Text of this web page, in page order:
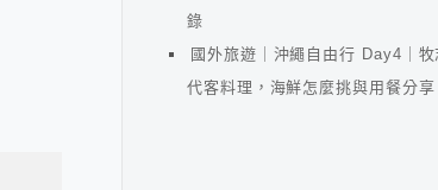
錄
國外旅遊｜沖繩自由行 Day4｜牧
代客料理，海鮮怎麼挑與用餐分享